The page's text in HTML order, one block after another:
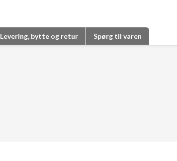
Levering, bytte og retur Spørg til varen